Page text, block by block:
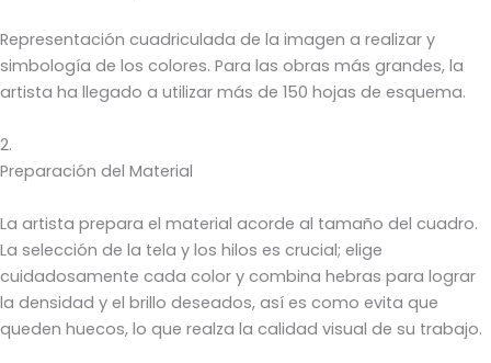
Representación cuadriculada de la imagen a realizar y
simbología de los colores. Para las obras más grandes, la
artista ha llegado a utilizar más de 150 hojas de esquema.
2.
Preparación del Material
La artista prepara el material acorde al tamaño del cuadro.
La selección de la tela y los hilos es crucial; elige
cuidadosamente cada color y combina hebras para lograr
la densidad y el brillo deseados, así es como evita que
queden huecos, lo que realza la calidad visual de su trabajo.